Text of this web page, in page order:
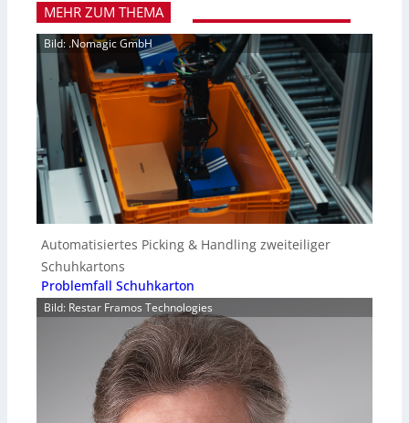
MEHR ZUM THEMA
Bild: .Nomagic GmbH
Automatisiertes Picking & Handling zweiteiliger
Schuhkartons
Problemfall Schuhkarton
Bild: Restar Framos Technologies